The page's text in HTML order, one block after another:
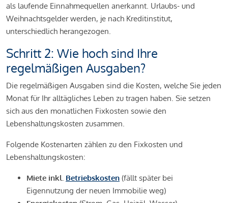
als laufende Einnahmequellen anerkannt. Urlaubs- und
Weihnachtsgelder werden, je nach Kreditinstitut,
unterschiedlich herangezogen.
Schritt 2: Wie hoch sind Ihre
regelmäßigen Ausgaben?
Die regelmäßigen Ausgaben sind die Kosten, welche Sie jeden
Monat für Ihr alltägliches Leben zu tragen haben. Sie setzen
sich aus den monatlichen Fixkosten sowie den
Lebenshaltungskosten zusammen.
Folgende Kostenarten zählen zu den Fixkosten und
Lebenshaltungskosten:
Miete inkl. Betriebskosten (fällt später bei
Eigennutzung der neuen Immobilie weg)